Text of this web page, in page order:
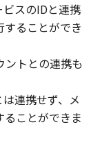
スのIDと連携
ることができ
ントとの連携も
連携せず、メ
ことができま